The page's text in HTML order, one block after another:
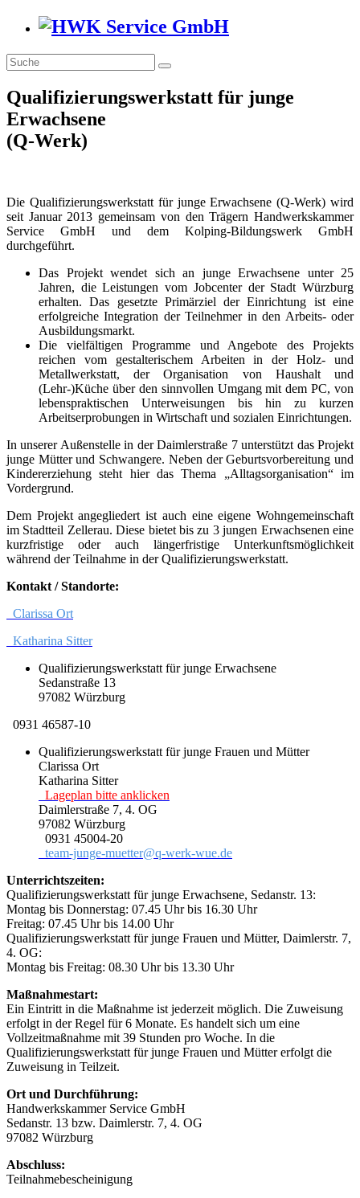
Qualifizierungswerkstatt für junge
Erwachsene
(Q-Werk)
Die Qualifizierungswerkstatt für junge Erwachsene (Q-Werk) wird
seit Januar 2013 gemeinsam von den Trägern Handwerkskammer
Service GmbH und dem Kolping-Bildungswerk GmbH
durchgeführt.
Das Projekt wendet sich an junge Erwachsene unter 25
Jahren, die Leistungen vom Jobcenter der Stadt Würzburg
erhalten. Das gesetzte Primärziel der Einrichtung ist eine
erfolgreiche Integration der Teilnehmer in den Arbeits- oder
Ausbildungsmarkt.
Die vielfältigen Programme und Angebote des Projekts
reichen vom gestalterischem Arbeiten in der Holz- und
Metallwerkstatt, der Organisation von Haushalt und
(Lehr-)Küche über den sinnvollen Umgang mit dem PC, von
lebenspraktischen Unterweisungen bis hin zu kurzen
Arbeitserprobungen in Wirtschaft und sozialen Einrichtungen.
In unserer Außenstelle in der Daimlerstraße 7 unterstützt das Projekt
junge Mütter und Schwangere. Neben der Geburtsvorbereitung und
Kindererziehung steht hier das Thema „Alltagsorganisation“ im
Vordergrund.
Dem Projekt angegliedert ist auch eine eigene Wohngemeinschaft
im Stadtteil Zellerau. Diese bietet bis zu 3 jungen Erwachsenen eine
kurzfristige oder auch längerfristige Unterkunftsmöglichkeit
während der Teilnahme in der Qualifizierungswerkstatt.
Kontakt / Standorte:
Clarissa Ort
Katharina Sitter
Qualifizierungswerkstatt für junge Erwachsene
Sedanstraße 13
97082 Würzburg
0931 46587-10
Qualifizierungswerkstatt für junge Frauen und Mütter
Clarissa Ort
Katharina Sitter
Lageplan bitte anklicken
Daimlerstraße 7, 4. OG
97082 Würzburg
0931 45004-20
team-junge-muetter@q-werk-wue.de
Unterrichtszeiten:
Qualifizierungswerkstatt für junge Erwachsene, Sedanstr. 13:
Montag bis Donnerstag: 07.45 Uhr bis 16.30 Uhr
Freitag: 07.45 Uhr bis 14.00 Uhr
Qualifizierungswerkstatt für junge Frauen und Mütter, Daimlerstr. 7,
4. OG:
Montag bis Freitag: 08.30 Uhr bis 13.30 Uhr
Maßnahmestart:
Ein Eintritt in die Maßnahme ist jederzeit möglich. Die Zuweisung
erfolgt in der Regel für 6 Monate. Es handelt sich um eine
Vollzeitmaßnahme mit 39 Stunden pro Woche. In die
Qualifizierungswerkstatt für junge Frauen und Mütter erfolgt die
Zuweisung in Teilzeit.
Ort und Durchführung:
Handwerkskammer Service GmbH
Sedanstr. 13 bzw. Daimlerstr. 7, 4. OG
97082 Würzburg
Abschluss:
Teilnahmebescheinigung